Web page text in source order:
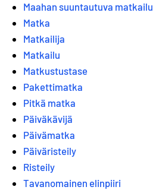
Maahan suuntautuva matkailu
Matka
Matkailija
Matkailu
Matkustustase
Pakettimatka
Pitkä matka
Päiväkävijä
Päivämatka
Päiväristeily
Risteily
Tavanomainen elinpiiri